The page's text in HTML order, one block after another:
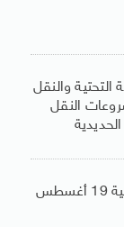
التحتية والنقل
النقل
الأهلى وبرشلونة فى قمة عالمية 19 أغسطس